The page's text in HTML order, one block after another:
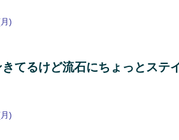
)
てるけど流石にちょっとステ
)